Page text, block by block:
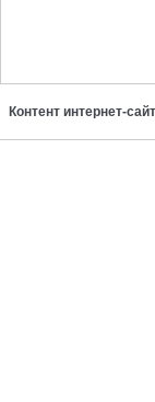
Контент интернет-